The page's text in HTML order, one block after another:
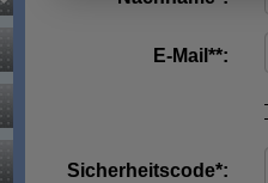
E-Mail**:
Sicherheitscode*: